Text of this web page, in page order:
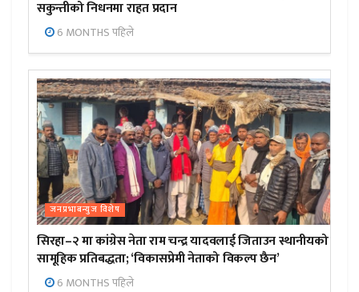
सकुन्तीको निधनमा राहत प्रदान
6 MONTHS पहिले
जनप्रभाबन्युज विशेष
सिरहा–२ मा कांग्रेस नेता राम चन्द्र यादवलाई जिताउन स्थानीयको
सामूहिक प्रतिबद्धता; ‘विकासप्रेमी नेताको विकल्प छैन’
6 MONTHS पहिले